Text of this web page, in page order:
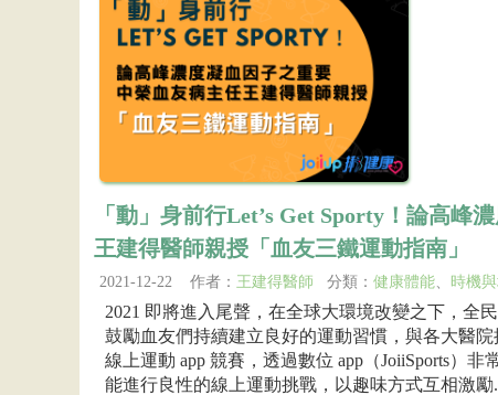
「動」身前行Let’s Get Sporty！論高峰
王建得醫師親授「血友三鐵運動指南」
2021-12-22 作者： 王建得醫師 分類： 健康體能 時機
2021 即將進入尾聲，在全球大環境改變之下，全
鼓勵血友們持續建立良好的運動習慣，與各大醫
線上運動 app 競賽，透過數位 app（JoiiSports）
能進行良性的線上運動挑戰，以趣味方式互相激勵